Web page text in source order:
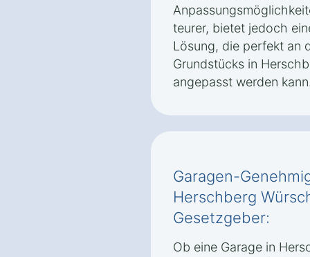
teurer, bietet jedoch
Lösung, die perfekt an
Grundstücks in
angepasst werden
Garagen-
Herschberg
Gesetzgeber:
Ob eine Garage in